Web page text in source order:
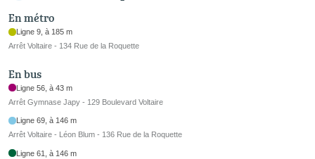
En métro
Ligne 9, à 185 m
Arrêt Voltaire - 134 Rue de la Roquette
En bus
Ligne 56, à 43 m
Arrêt Gymnase Japy - 129 Boulevard Voltaire
Ligne 69, à 146 m
Arrêt Voltaire - Léon Blum - 136 Rue de la Roquette
Ligne 61, à 146 m